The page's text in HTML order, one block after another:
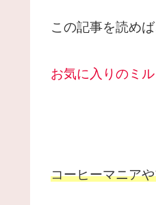
この記事を読め
お気に入りのミ
コーヒーマニア